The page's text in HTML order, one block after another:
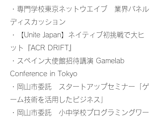
・専門学校東京ネットウエイブ 業界パネル
ディスカッション
・【Unite Japan】ネイティブ初挑戦で大ヒ
ット『ACR DRIFT』
・スペイン大使館招待講演 Gamelab
Conference in Tokyo
・岡山市委託 スタートアップセミナー「ゲ
ーム技術を活用したビジネス」
・岡山市委託 小中学校プログラミングワー